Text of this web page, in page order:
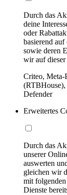
Durch das
deine
oder
basierend
sowie deren
wir auf
Criteo, Meta-
Defender
Erweitertes
Durch das
unserer
auswerten
gleichen wir
mit
Dienste